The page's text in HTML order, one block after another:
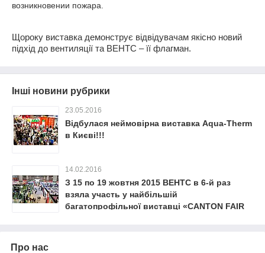
возникновении пожара.
Щороку виставка демонструє відвідувачам якісно новий
підхід до вентиляції та ВЕНТС – її флагман.
Інші новини рубрики
23.05.2016
Відбулася неймовірна виставка Aqua-Therm
в Києві!!!
14.02.2016
З 15 по 19 жовтня 2015 ВЕНТС в 6-й раз
взяла участь у найбільшій
багатопрофільної виставці «CANTON FAIR
Про нас